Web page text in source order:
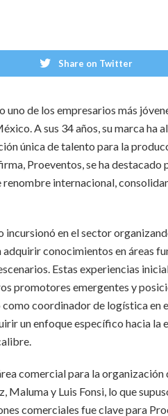
Share on Twitter
de los empresarios más
A sus 34 años, su marca ha
única de talento para la
Proeventos, se ha destacado
internacional,
incursionó en el sector
conocimientos en áreas
Estas experiencias
promotores emergentes y
coordinador de logística en
un enfoque específico hacia la
comercial para la organización
y Luis Fonsi, lo que
comerciales fue clave para